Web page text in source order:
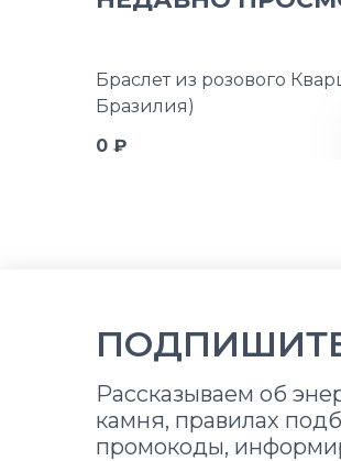
Браслет из розового
Бразилия)
0 ₽
Рассказываем об
камня, правилах
промокоды,